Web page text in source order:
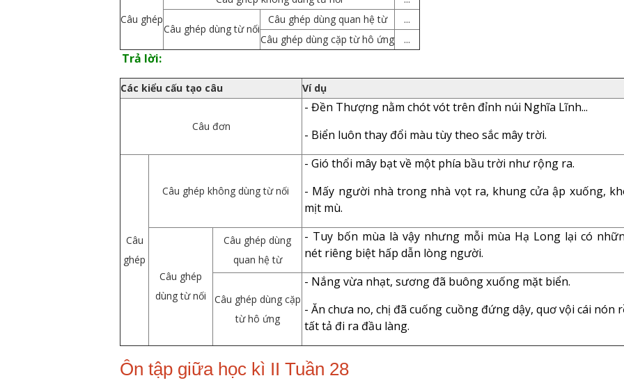
Câu ghép
Câu ghép dùng từ nối
Câu ghép dùng quan hệ từ
...
Câu ghép dùng cặp từ hô ứng
...
Trả lời:
Các kiểu cấu tạo câu Ví dụ
Câu đơn
- Đền Thượng nằm chót vót trên đỉnh núi Nghĩa Lĩnh...
- Biển luôn thay đổi màu tùy theo sắc mây trời.
Câu
ghép
Câu ghép không dùng từ nối
- Gió thổi mây bạt về một phía bầu trời như rộng ra.
- Mấy người nhà trong nhà vọt ra, khung cửa ập xuống,
mịt mù.
Câu ghép
dùng từ nối
Câu ghép dùng
quan hệ từ
- Tuy bốn mùa là vậy nhưng mỗi mùa Hạ Long lại có
nét riêng biệt hấp dẫn lòng người.
Câu ghép dùng cặp
từ hô ứng
- Nắng vừa nhạt, sương đã buông xuống mặt biển.
- Ăn chưa no, chị đã cuống cuồng đứng dậy, quơ vội cái nón
tất tả đi ra đầu làng.
Ôn tập giữa học kì II Tuần 28